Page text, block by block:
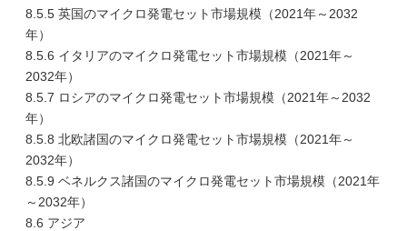
8.5.5 英国のマイクロ発電セット市場規模（2021年～2032
年）
8.5.6 イタリアのマイクロ発電セット市場規模（2021年～
2032年）
8.5.7 ロシアのマイクロ発電セット市場規模（2021年～2032
年）
8.5.8 北欧諸国のマイクロ発電セット市場規模（2021年～
2032年）
8.5.9 ベネルクス諸国のマイクロ発電セット市場規模（2021年
～2032年）
8.6 アジア